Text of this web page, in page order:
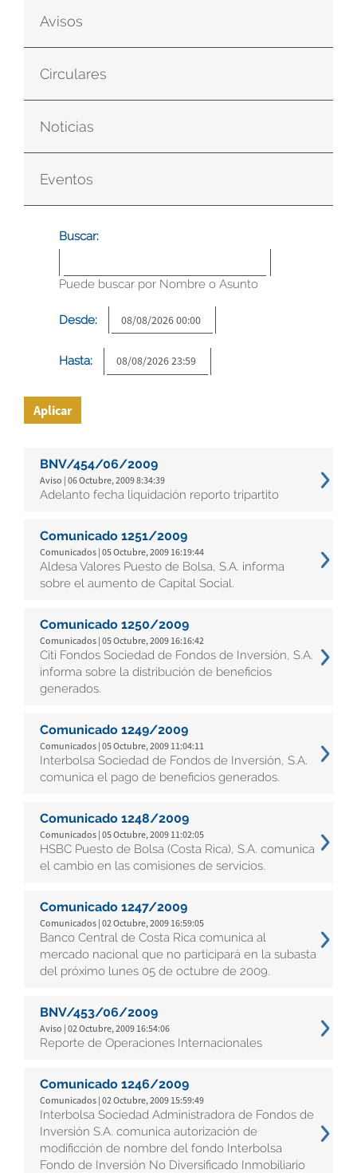
Avisos
Circulares
Noticias
Eventos
Buscar:
Puede buscar por Nombre o Asunto
Desde:
Hasta:
Aplicar
BNV/454/06/2009
Aviso | 06 Octubre, 2009 8:34:39
Adelanto fecha liquidación reporto tripartito
Comunicado 1251/2009
Comunicados | 05 Octubre, 2009 16:19:44
Aldesa Valores Puesto de Bolsa, S.A. informa
sobre el aumento de Capital Social.
Comunicado 1250/2009
Comunicados | 05 Octubre, 2009 16:16:42
Citi Fondos Sociedad de Fondos de Inversión, S.A.
informa sobre la distribución de beneficios
generados.
Comunicado 1249/2009
Comunicados | 05 Octubre, 2009 11:04:11
Interbolsa Sociedad de Fondos de Inversión, S.A.
comunica el pago de beneficios generados.
Comunicado 1248/2009
Comunicados | 05 Octubre, 2009 11:02:05
HSBC Puesto de Bolsa (Costa Rica), S.A. comunica
el cambio en las comisiones de servicios.
Comunicado 1247/2009
Comunicados | 02 Octubre, 2009 16:59:05
Banco Central de Costa Rica comunica al
mercado nacional que no participará en la subasta
del próximo lunes 05 de octubre de 2009.
BNV/453/06/2009
Aviso | 02 Octubre, 2009 16:54:06
Reporte de Operaciones Internacionales
Comunicado 1246/2009
Comunicados | 02 Octubre, 2009 15:59:49
Interbolsa Sociedad Administradora de Fondos de
Inversión S.A. comunica autorización de
modificción de nombre del fondo Interbolsa
Fondo de Inversión No Diversificado Inmobiliario